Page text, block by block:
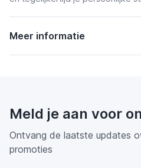
Meer informatie
Meld je aan voor
Ontvang de laatste updates
promoties